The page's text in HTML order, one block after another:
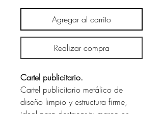
Agregar al carrito
Realizar compra
Cartel publicitario.
Cartel publicitario metálico de
diseño limpio y estructura firme,